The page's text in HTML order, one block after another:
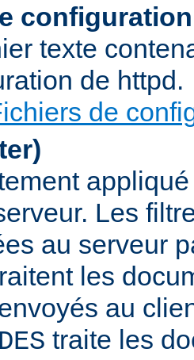
texte
de httpd.
de
Les
au serveur
les
au
traite les